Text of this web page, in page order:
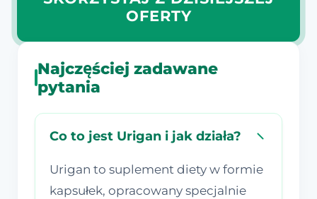
OFERTY
Najczęściej zadawane
pytania
Co to jest Urigan i jak działa?
Urigan to suplement diety w formie
kapsułek, opracowany specjalnie